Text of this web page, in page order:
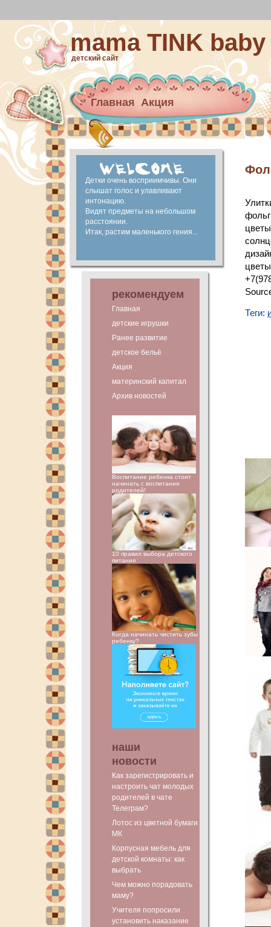
mama TINK baby
детский сайт
Главная Акция
Архив новостей
материнский капитал
Ранее развитие
Детки очень восприимчивы. Они
слышат голос и улавливают
интонацию.
Видят предметы на небольшом
расстоянии.
Итак, растим маленького гения...
рекомендуем
Главная
детские игрушки
Ранее развитие
детское бельё
Акция
материнский капитал
Архив новостей
Воспитание ребенка стоит
начинать с воспитания
родителей!
10 правил выбора детского
питания
Когда начинать чистить зубы
ребенку?
наши
новости
Как зарегистрировать и
настроить чат молодых
родителей в чате
Телеграм?
Лотос из цветной бумаги
МК
Корпусная мебель для
детской комнаты: как
выбрать
Чем можно порадовать
маму?
Учителя попросили
установить наказание
Теги: